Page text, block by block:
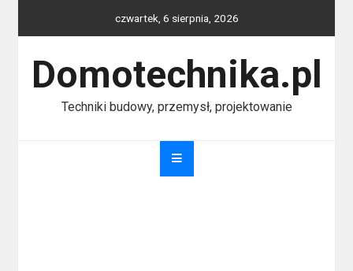
czwartek, 6 sierpnia, 2026
Domotechnika.pl
Techniki budowy, przemysł, projektowanie